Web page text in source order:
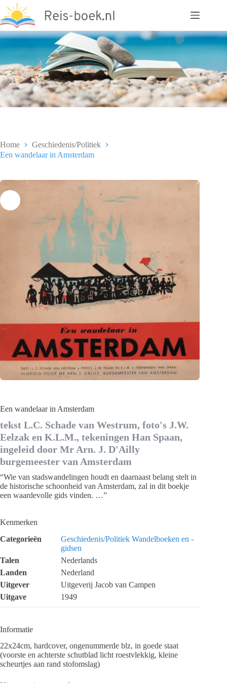
naar
de
inhoud
Home
Geschiedenis/Politiek
Een wandelaar in Amsterdam
Een wandelaar in Amsterdam
tekst L.C. Schade van Westrum, foto's J.W.
Eelzak en K.L.M., tekeningen Han Spaan,
ingeleid door Mr Arn. J. D'Ailly
burgemeester van Amsterdam
“Wie van stadswandelingen houdt en daarnaast belang stelt in
de historische schoonheid van Amsterdam, zal in dit boekje
een waardevolle gids vinden. …”
Kenmerken
Categorieën
Geschiedenis/Politiek Wandelboeken en -
gidsen
Talen
Nederlands
Landen
Nederland
Uitgever
Uitgeverij Jacob van Campen
Uitgave
1949
Informatie
22x24cm, hardcover, ongenummerde blz, in goede staat
(voorste en achterste schutblad licht roestvlekkig, kleine
scheurtjes aan rand stofomslag)